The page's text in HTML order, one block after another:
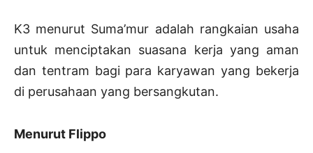
K3 menurut Suma’mur adalah rangkaian usaha
untuk menciptakan suasana kerja yang aman
dan tentram bagi para karyawan yang bekerja
di perusahaan yang bersangkutan.
Menurut Flippo